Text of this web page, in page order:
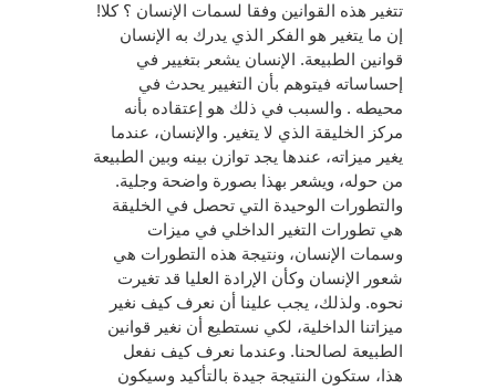
تتغير هذه القوانين وفقا لسمات الإنسان ؟ كلا!
إن ما يتغير هو الفكر الذي يدرك به الإنسان
قوانين الطبيعة. الإنسان يشعر بتغيير في
إحساساته فيتوهم بأن التغيير يحدث في
محيطه . والسبب في ذلك هو إعتقاده بأنه
مركز الخليقة الذي لا يتغير. والإنسان، عندما
يغير ميزاته، عندها يجد توازن بينه وبين الطبيعة
من حوله، ويشعر بهذا بصورة واضحة وجلية.
والتطورات الوحيدة التي تحصل في الخليقة
هي تطورات التغير الداخلي في ميزات
وسمات الإنسان، ونتيجة هذه التطورات هي
شعور الإنسان وكأن الإرادة العليا قد تغيرت
نحوه. ولذلك، يجب علينا أن نعرف كيف نغير
ميزاتنا الداخلية، لكي نستطيع أن نغير قوانين
الطبيعة لصالحنا. وعندما نعرف كيف نفعل
هذا، ستكون النتيجة جيدة بالتأكيد وسيكون